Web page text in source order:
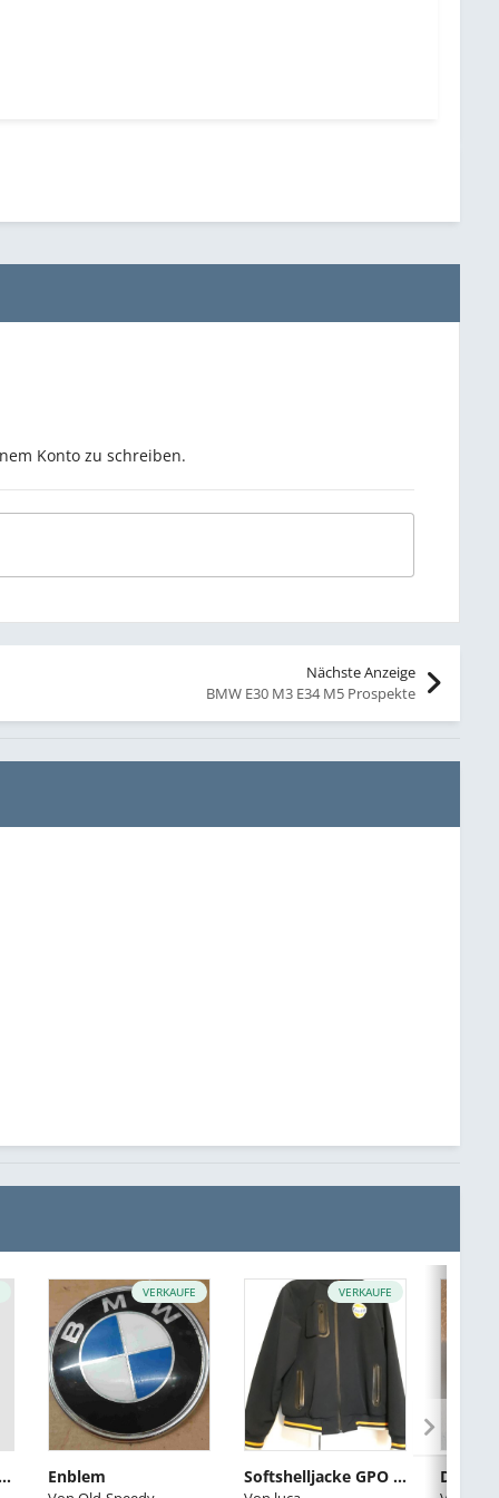
Konto zu schreiben.
Nächste Anzeige
BMW E30 M3 E34 M5 Prospekte
0 280 150 211 4 Stück
VERKAUFE
Enblem
VERKAUFE
Softshelljacke GPO Originals